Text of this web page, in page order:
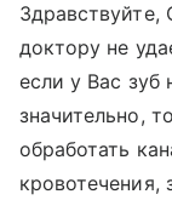
Здравствуйте,
доктору не
если у Вас зуб
значительно,
обработать
кровотечения,